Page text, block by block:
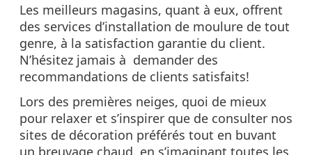
Les meilleurs magasins, quant à eux, offrent
des services d’installation de moulure de tout
genre, à la satisfaction garantie du client.
N’hésitez jamais à demander des
recommandations de clients satisfaits!
Lors des premières neiges, quoi de mieux
pour relaxer et s’inspirer que de consulter nos
sites de décoration préférés tout en buvant
un breuvage chaud, en s’imaginant toutes les